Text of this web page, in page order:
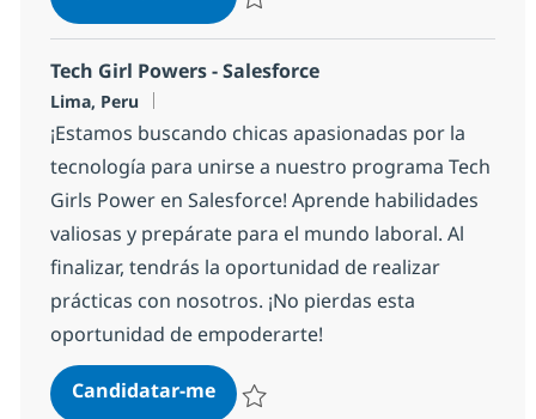
Tech Girl Powers - Salesforce
Localização
Lima, Peru
¡Estamos buscando chicas apasionadas por la
tecnología para unirse a nuestro programa Tech
Girls Power en Salesforce! Aprende habilidades
valiosas y prepárate para el mundo laboral. Al
finalizar, tendrás la oportunidad de realizar
prácticas con nosotros. ¡No pierdas esta
oportunidad de empoderarte!
Candidatar-meTech Girl Powers - Salesforce